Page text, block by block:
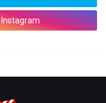
Instagram